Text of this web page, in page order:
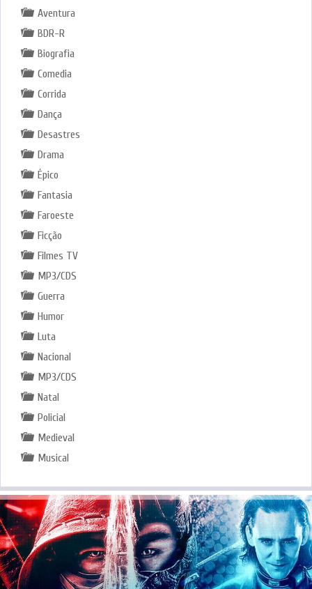
Aventura
BDR-R
Biografia
Comedia
Corrida
Dança
Desastres
Drama
Épico
Fantasia
Faroeste
Ficção
Filmes TV
MP3/CDS
Guerra
Humor
Luta
Nacional
MP3/CDS
Natal
Policial
Medieval
Musical
.